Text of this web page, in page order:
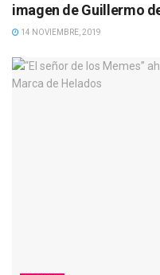
imagen de Guillermo
14 NOVIEMBRE, 2019